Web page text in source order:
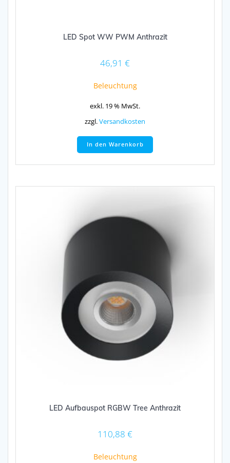
LED Spot WW PWM Anthrazit
46,91 €
Beleuchtung
exkl. 19 % MwSt.
zzgl.Versandkosten
In den Warenkorb
LED Aufbauspot RGBW Tree Anthrazit
110,88 €
Beleuchtung